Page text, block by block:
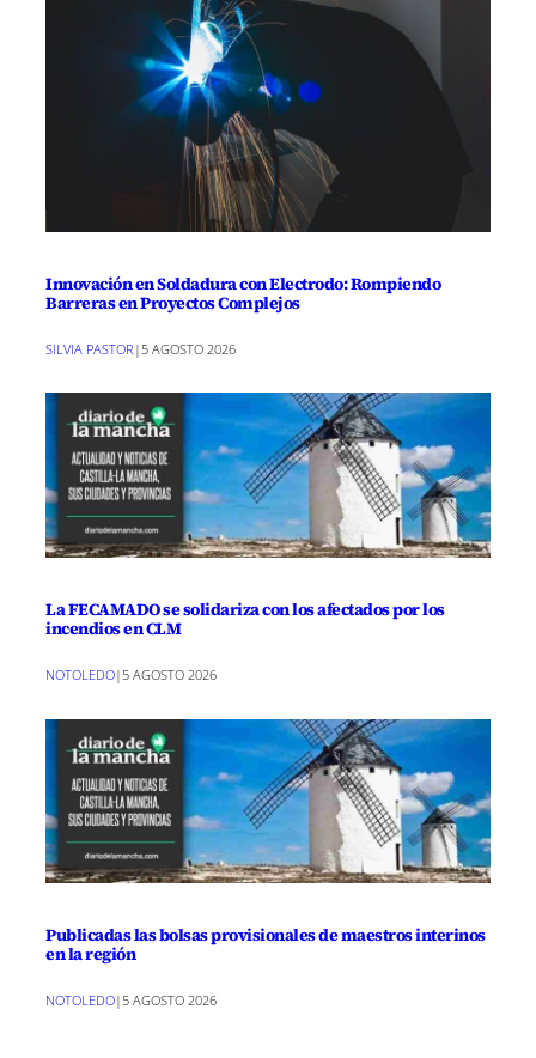
Innovación en Soldadura con Electrodo: Rompiendo
Barreras en Proyectos Complejos
SILVIA PASTOR | 5 AGOSTO 2026
La FECAMADO se solidariza con los afectados por los
incendios en CLM
NOTOLEDO| 5 AGOSTO 2026
Publicadas las bolsas provisionales de maestros interinos
en la región
NOTOLEDO|5 AGOSTO 2026